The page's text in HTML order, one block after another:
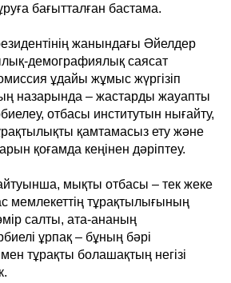
бағытталған бастама.
жанындағы Әйелдер
демографиялық саясат
ұдайы жұмыс жүргізіп
назарында – жастарды жауапты
отбасы институтын нығайту,
қамтамасыз ету және
қоғамда кеңінен дәріптеу.
мықты отбасы – тек жеке
мемлекеттің тұрақтылығының
салты, ата-ананың
ұрпақ – бұның бәрі
тұрақты болашақтың негізі